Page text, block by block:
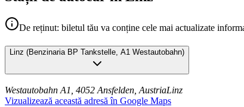
De reținut: biletul tău va conține cele mai actualizate
Linz (Benzinaria BP Tankstelle, A1 Westautobahn)
Westautobahn A1, 4052 Ansfelden, AustriaLinz
Vizualizează această adresă în Google Maps